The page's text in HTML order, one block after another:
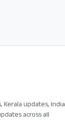
Kerala updates, India
across all